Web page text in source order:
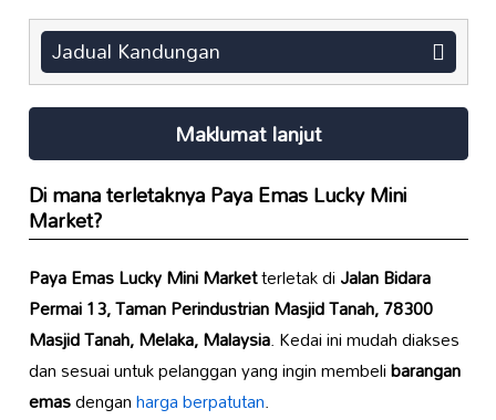
Jadual Kandungan
Maklumat lanjut
Di mana terletaknyaPaya Emas Lucky Mini
Market?
Paya Emas Lucky Mini Marketterletak diJalan Bidara
Permai 13, Taman Perindustrian Masjid Tanah, 78300
Masjid Tanah, Melaka, Malaysia. Kedai ini mudah diakses
dan sesuai untuk pelanggan yang ingin membelibarangan
emasdenganharga berpatutan.